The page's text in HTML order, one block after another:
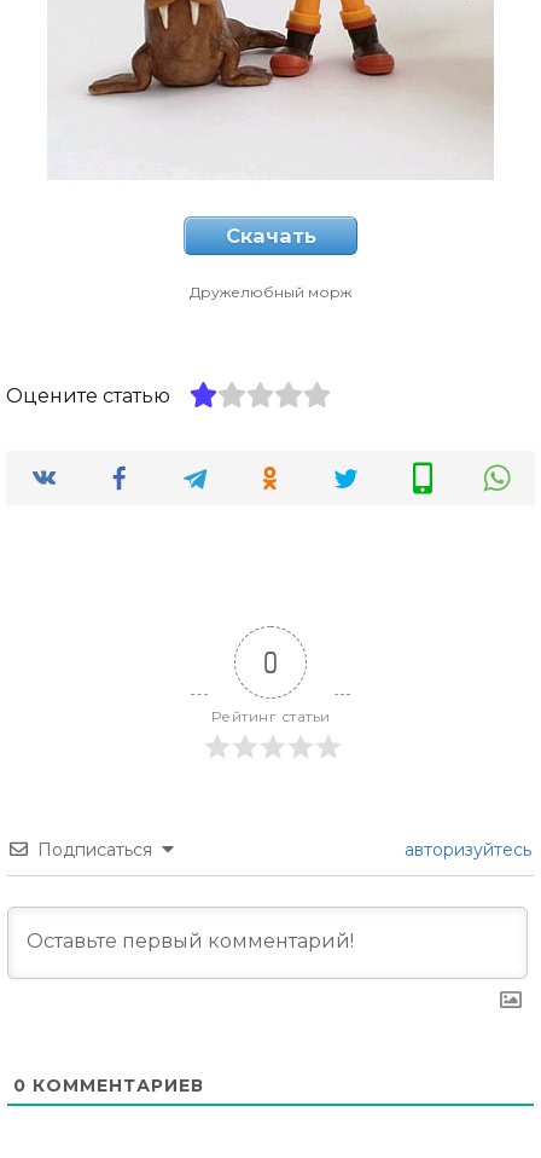
Скачать
Дружелюбный морж
Оцените статью
0
Рейтинг статьи
Подписаться авторизуйтесь
0 КОММЕНТАРИЕВ